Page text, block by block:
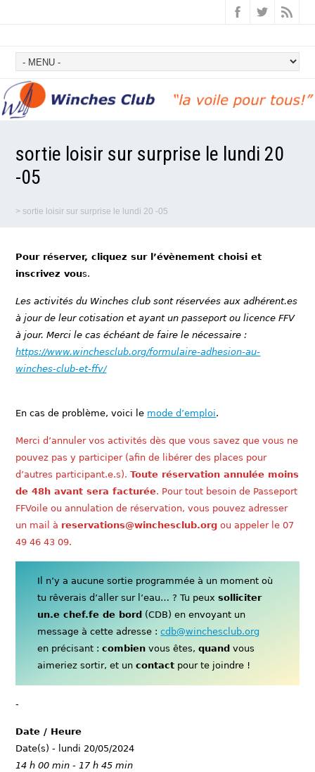
sortie loisir sur surprise le lundi 20
-05
> sortie loisir sur surprise le lundi 20 -05
Pour réserver, cliquez sur l’évènement choisi et
inscrivez vous.
Les activités du Winches club sont réservées aux adhérent.es
à jour de leur cotisation et ayant un passeport ou licence FFV
à jour. Merci le cas échéant de faire le nécessaire :
https://www.winchesclub.org/formulaire-adhesion-au-
winches-club-et-ffv/
En cas de problème, voici le mode d’emploi.
Merci d’annuler vos activités dès que vous savez que vous ne
pouvez pas y participer (afin de libérer des places pour
d’autres participant.e.s).Toute réservation annulée moins
de 48h avant sera facturée. Pour tout besoin de Passeport
FFVoile ou annulation de réservation, vous pouvez adresser
un mail à reservations@winchesclub.org ou appeler le 07
49 46 43 09.
Il n’y a aucune sortie programmée à un moment où
tu rêverais d’aller sur l’eau… ? Tu peuxsolliciter
un.e chef.fe de bord (CDB) en envoyant un
message à cette adresse :cdb@winchesclub.org
en précisant :combien vous êtes,quand vous
aimeriez sortir, et uncontact pour te joindre !
-
Date / Heure
Date(s) - lundi 20/05/2024
14 h 00 min - 17 h 45 min